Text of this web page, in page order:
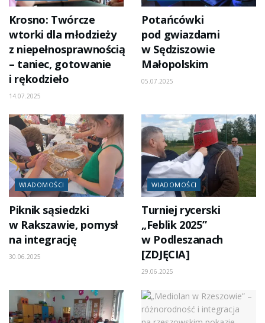
Krosno: Twórcze
wtorki dla młodzieży
z niepełnosprawnością
– taniec, gotowanie
i rękodzieło
14.07.2025
Potańcówki
pod gwiazdami
w Sędziszowie
Małopolskim
05.07.2025
WIADOMOŚCI
Piknik sąsiedzki
w Rakszawie, pomysł
na integrację
30.06.2025
WIADOMOŚCI
Turniej rycerski
„Feblik 2025”
w Podleszanach
[ZDJĘCIA]
29.06.2025